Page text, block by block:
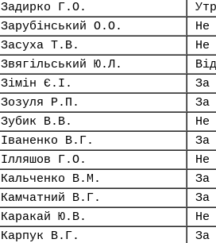
Задирко Г.О.
Зарубінський О.О.
Не
Засуха Т.В.
Не
Звягільський Ю.Л.
Зімін Є.І.
За
Зозуля Р.П.
За
Зубик В.В.
Не
Іваненко В.Г.
За
Ілляшов Г.О.
Не
Кальченко В.М.
За
Камчатний В.Г.
За
Каракай Ю.В.
Не
Карпук В.Г.
За